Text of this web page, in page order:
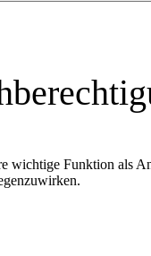
wichtige Funktion als